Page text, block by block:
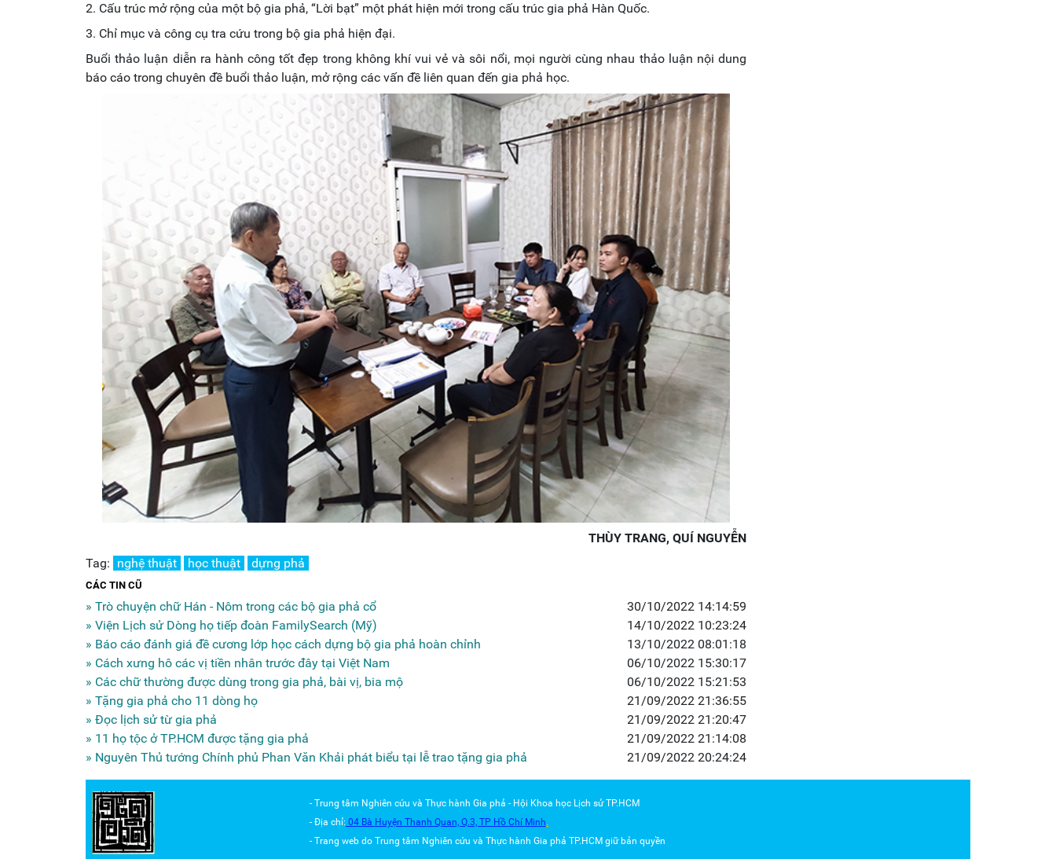
2. Cấu trúc mở rộng của một bộ gia phả, “Lời bạt” một phát hiện mới trong cấu trúc gia phả Hàn Quốc.
3. Chỉ mục và công cụ tra cứu trong bộ gia phả hiện đại.
Buổi thảo luận diễn ra hành công tốt đẹp trong không khí vui vẻ và sôi nổi, mọi người cùng nhau thảo luận nội dung
báo cáo trong chuyên đề buổi thảo luận, mở rộng các vấn đề liên quan đến gia phả học.
THÙY TRANG, QUÍ NGUYỄN
Tag: nghệ thuật học thuật dựng phả
CÁC TIN CŨ
» Trò chuyện chữ Hán - Nôm trong các bộ gia phả cổ
30/10/2022 14:14:59
» Viện Lịch sử Dòng họ tiếp đoàn FamilySearch (Mỹ)
14/10/2022 10:23:24
» Báo cáo đánh giá đề cương lớp học cách dựng bộ gia phả hoàn chỉnh
13/10/2022 08:01:18
» Cách xưng hô các vị tiền nhân trước đây tại Việt Nam
06/10/2022 15:30:17
» Các chữ thường được dùng trong gia phả, bài vị, bia mộ
06/10/2022 15:21:53
» Tặng gia phả cho 11 dòng họ
21/09/2022 21:36:55
» Đọc lịch sử từ gia phả
21/09/2022 21:20:47
» 11 họ tộc ở TP.HCM được tặng gia phả
21/09/2022 21:14:08
» Nguyên Thủ tướng Chính phủ Phan Văn Khải phát biểu tại lễ trao tặng gia phả
21/09/2022 20:24:24
- Trung tâm Nghiên cứu và Thực hành Gia phả - Hội Khoa học Lịch sử TP.HCM
- Địa chỉ: 04 Bà Huyện Thanh Quan, Q.3, TP Hồ Chí Minh.
- Trang web do Trung tâm Nghiên cứu và Thực hành Gia phả TP.HCM giữ bản quyền